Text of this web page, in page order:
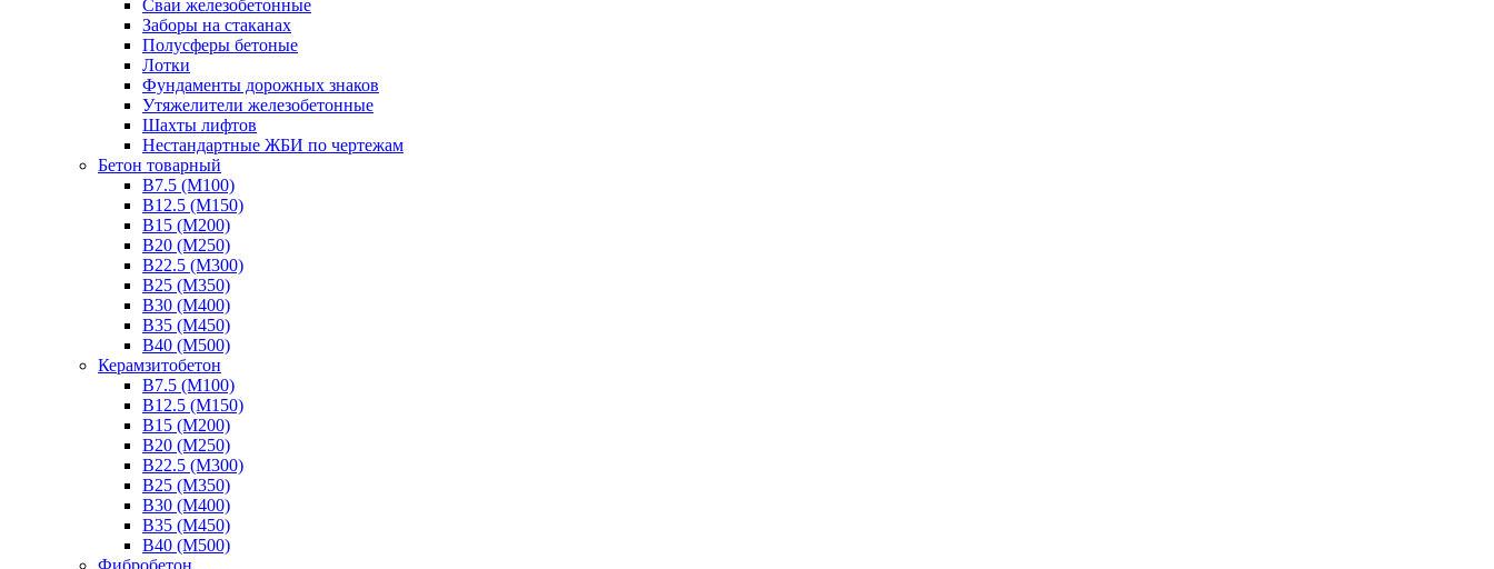
Сваи железобетонные
Заборы на стаканах
Полусферы бетоные
Лотки
Фундаменты дорожных знаков
Утяжелители железобетонные
Шахты лифтов
Нестандартные ЖБИ по чертежам
Бетон товарный
В7.5 (М100)
В12.5 (М150)
В15 (М200)
В20 (М250)
В22.5 (М300)
В25 (М350)
В30 (М400)
В35 (М450)
В40 (М500)
Керамзитобетон
В7.5 (М100)
В12.5 (М150)
В15 (М200)
В20 (М250)
В22.5 (М300)
В25 (М350)
В30 (М400)
В35 (М450)
В40 (М500)
Фибробетон